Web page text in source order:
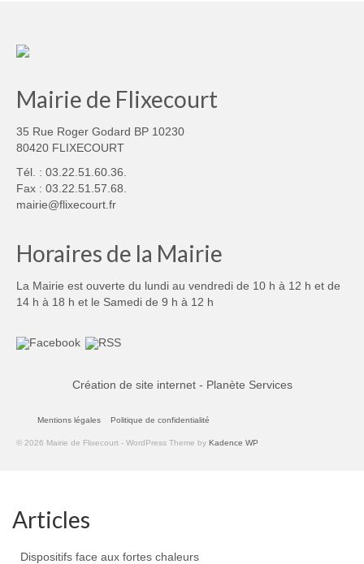
Mairie de Flixecourt
35 Rue Roger Godard BP 10230
80420 FLIXECOURT
Tél. : 03.22.51.60.36.
Fax : 03.22.51.57.68.
mairie@flixecourt.fr
Horaires de la Mairie
La Mairie est ouverte du lundi au vendredi de 10 h à 12 h et de
14 h à 18 h et le Samedi de 9 h à 12 h
Création de site internet - Planète Services
Mentions légales Politique de confidentialité
© 2026 Mairie de Flixecourt - WordPress Theme by Kadence WP
Articles
Dispositifs face aux fortes chaleurs